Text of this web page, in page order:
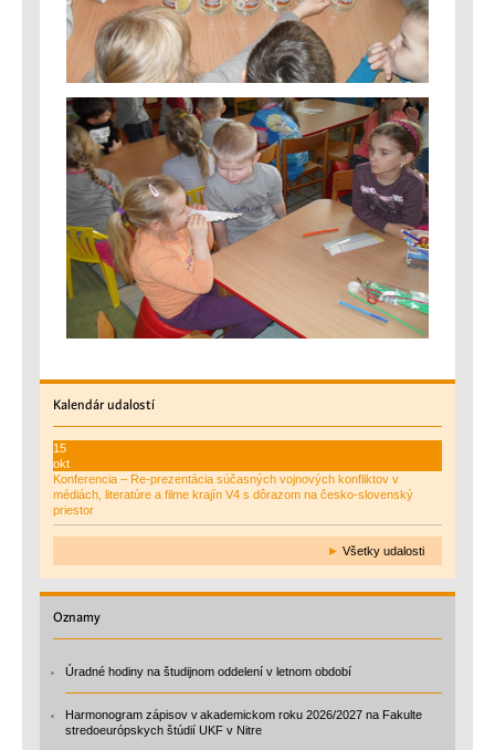
Kalendárudalostí
15
okt
Konferencia – Re-prezentácia súčasných vojnových konfliktov v
médiách, literatúre a filme krajín V4 s dôrazom na česko-slovenský
priestor
► Všetky udalosti
Oznamy
Úradné hodiny na študijnom oddelení v letnom období
Harmonogram zápisov v akademickom roku 2026/2027 na Fakulte
stredoeurópskych štúdií UKF v Nitre